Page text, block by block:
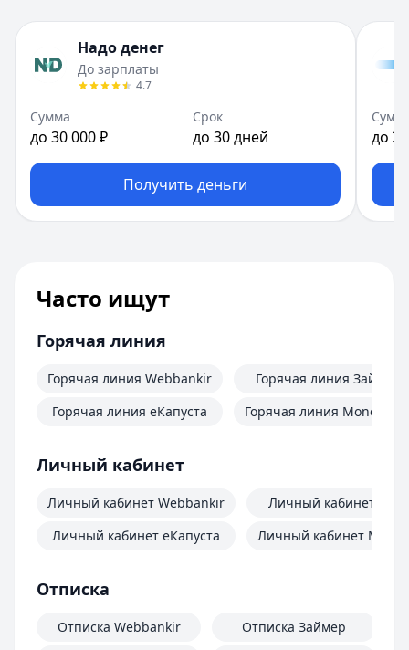
Надо денег
До зарплаты
4.7
Сумма
до 30 000 ₽
Срок
до 30 дней
Получить деньги
до
Часто ищут
Горячая линия
Горячая линия Webbankir
Горячая линия еКапуста
Горячая линия Займер
Горячая линия
Личный кабинет
Личный кабинет Webbankir
Личный кабинет еКапуста
Личный кабинет
Личный кабинет
Отписка
Отписка Webbankir
Отписка Займер